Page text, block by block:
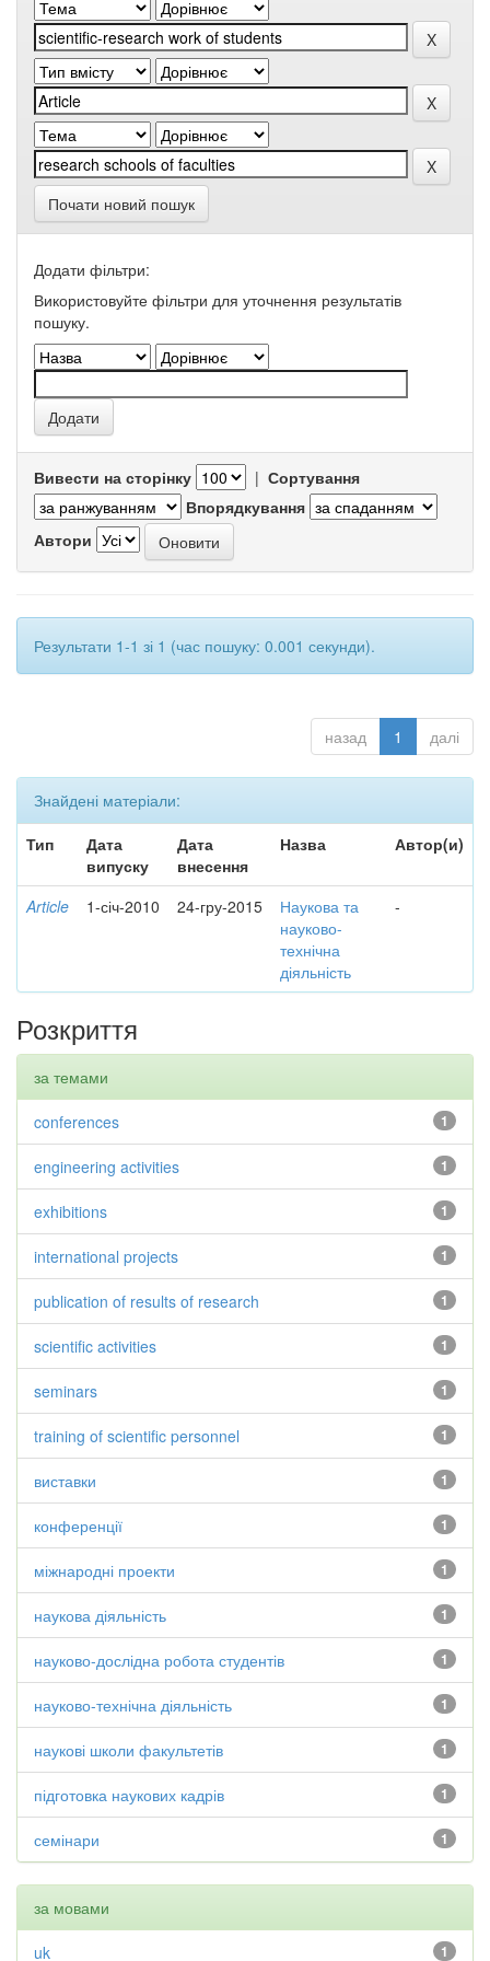
Почати новий пошук
Додати фільтри:
Використовуйте фільтри для уточнення результатів
пошуку.
Вивести на сторінку | Сортування
Впорядкування
Автори
Результати 1-1 зі 1 (час пошуку: 0.001 секунди).
назад 1 далі
Знайдені матеріали:
Тип
Дата
випуску
Дата
внесення
Назва Автор(и)
Article 1-січ-2010 24-гру-2015
Наукова та
науково-
технічна
діяльність
-
Розкриття
за темами
1
conferences
1
engineering activities
1
exhibitions
1
international projects
1
publication of results of research
1
scientific activities
1
seminars
1
training of scientific personnel
1
виставки
1
конференції
1
міжнародні проекти
1
наукова діяльність
1
науково-дослідна робота студентів
1
науково-технічна діяльність
1
наукові школи факультетів
1
підготовка наукових кадрів
1
семінари
за мовами
1
uk